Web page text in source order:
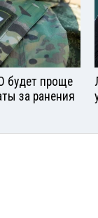
будет проще
за ранения